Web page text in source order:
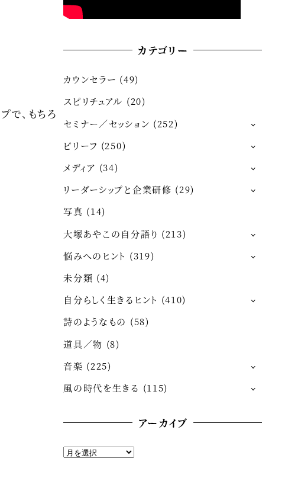
で、もちろ
カテゴリー
カウンセラー (49)
スピリチュアル (20)
セミナー／セッション (252)
ビリーフ (250)
メディア (34)
リーダーシップと企業研修 (29)
写真 (14)
大塚あやこの自分語り (213)
悩みへのヒント (319)
未分類 (4)
自分らしく生きるヒント (410)
詩のようなもの (58)
道具／物 (8)
音楽 (225)
風の時代を生きる (115)
アーカイブ
ア